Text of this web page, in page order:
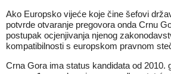
Ako Europsko vijeće koje čine šefovi
potvrde otvaranje pregovora onda Crnu
postupak ocjenjivanja njenog
kompatibilnosti s europskom pravnom
Crna Gora ima status kandidata od 2010.